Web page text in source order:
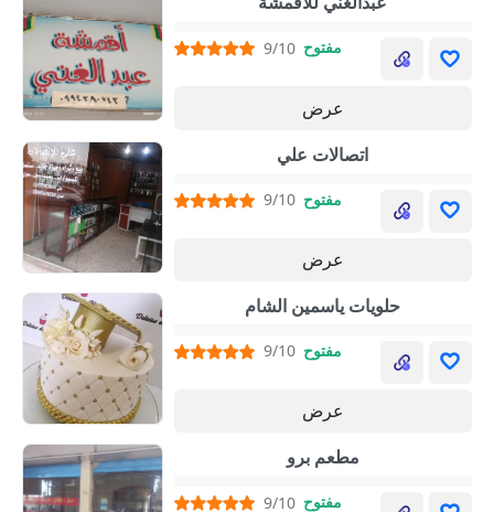
9/10 مفتوح
عرض
اتصالات علي
9/10 مفتوح
عرض
حلويات ياسمين الشام
9/10 مفتوح
عرض
مطعم برو
9/10 مفتوح